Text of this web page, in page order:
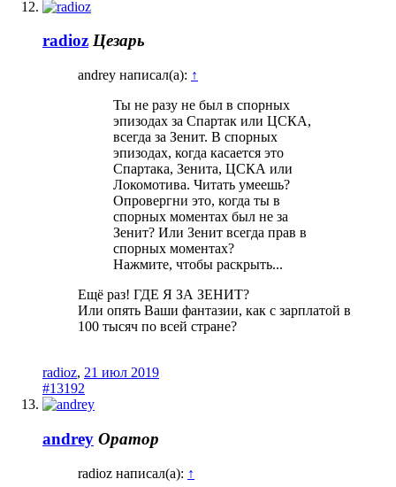
radioz Цезарь
andrey написал(а): ↑
Ты не разу не был в спорных
эпизодах за Спартак или ЦСКА,
всегда за Зенит. В спорных
эпизодах, когда касается это
Спартака, Зенита, ЦСКА или
Локомотива. Читать умеешь?
Опровергни это, когда ты в
спорных моментах был не за
Зенит? Или Зенит всегда прав в
спорных моментах?
Нажмите, чтобы раскрыть...
Ещё раз! ГДЕ Я ЗА ЗЕНИТ?
Или опять Ваши фантазии, как с зарплатой в
100 тысяч по всей стране?
radioz, 21 июл 2019
#13192
andrey Оратор
radioz написал(а): ↑